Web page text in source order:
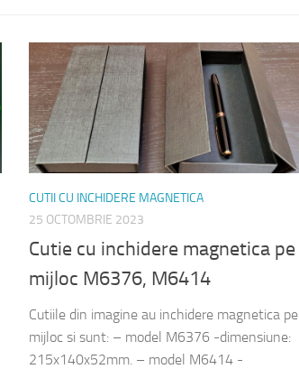
CUTII CU INCHIDERE MAGNETICA
25 OCTOMBRIE 2023
Cutie cu inchidere magnetica pe
mijloc M6376, M6414
Cutiile din imagine au inchidere magnetica pe
mijloc si sunt: – model M6376 -dimensiune:
215x140x52mm. – model M6414 -